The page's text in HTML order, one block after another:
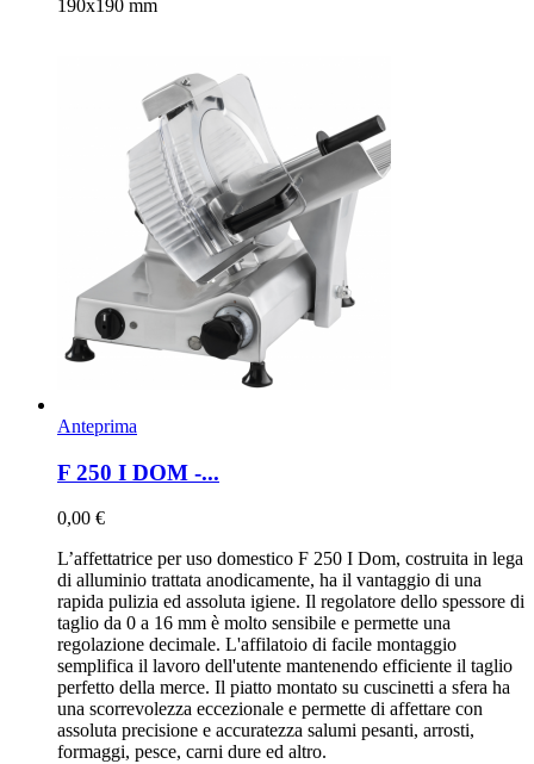
190x190 mm
Anteprima
F 250 I DOM -...
0,00 €
L’affettatrice per uso domestico F 250 I Dom, costruita in lega
di alluminio trattata anodicamente, ha il vantaggio di una
rapida pulizia ed assoluta igiene. Il regolatore dello spessore di
taglio da 0 a 16 mm è molto sensibile e permette una
regolazione decimale. L'affilatoio di facile montaggio
semplifica il lavoro dell'utente mantenendo efficiente il taglio
perfetto della merce. Il piatto montato su cuscinetti a sfera ha
una scorrevolezza eccezionale e permette di affettare con
assoluta precisione e accuratezza salumi pesanti, arrosti,
formaggi, pesce, carni dure ed altro.